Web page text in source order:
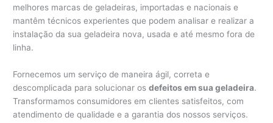
melhores marcas de geladeiras, importadas e nacionais e
mantêm técnicos experientes que podem analisar e realizar a
instalação da sua geladeira nova, usada e até mesmo fora de
linha.
Fornecemos um serviço de maneira ágil, correta e
descomplicada para solucionar osdefeitos em sua geladeira.
Transformamos consumidores em clientes satisfeitos, com
atendimento de qualidade e a garantia dos nossos serviços.